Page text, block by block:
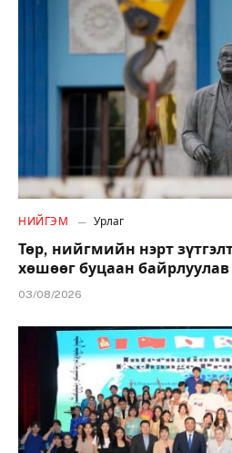
НИЙГЭМ Урлаг
Төр, нийгмийн нэрт
хөшөөг буцаан байрлуулав
03/08/2026